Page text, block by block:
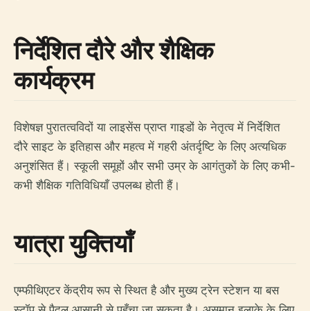
निर्देशित दौरे और शैक्षिक
कार्यक्रम
विशेषज्ञ पुरातत्वविदों या लाइसेंस प्राप्त गाइडों के नेतृत्व में निर्देशित
दौरे साइट के इतिहास और महत्व में गहरी अंतर्दृष्टि के लिए अत्यधिक
अनुशंसित हैं। स्कूली समूहों और सभी उम्र के आगंतुकों के लिए कभी-
कभी शैक्षिक गतिविधियाँ उपलब्ध होती हैं।
यात्रा युक्तियाँ
एम्फीथिएटर केंद्रीय रूप से स्थित है और मुख्य ट्रेन स्टेशन या बस